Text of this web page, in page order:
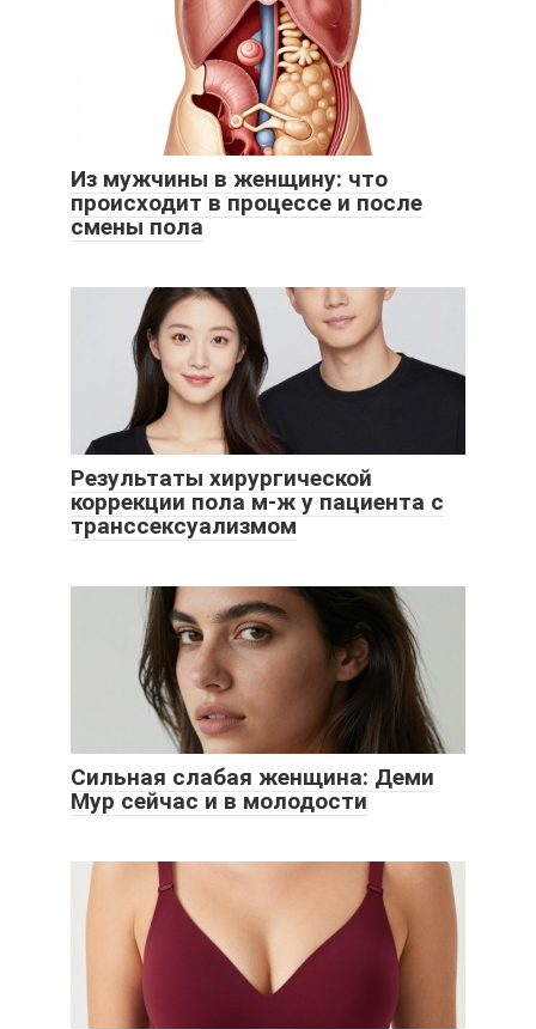
Из мужчины в женщину: что
происходит в процессе и после
смены пола
Результаты хирургической
коррекции пола м-ж у пациента с
транссексуализмом
Сильная слабая женщина: Деми
Мур сейчас и в молодости